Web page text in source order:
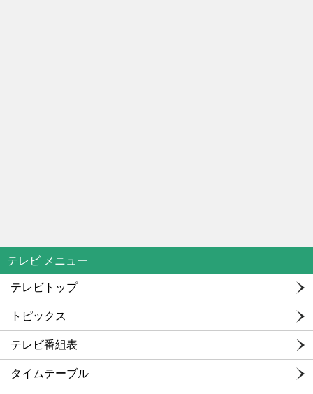
テレビ メニュー
テレビトップ
トピックス
テレビ番組表
タイムテーブル